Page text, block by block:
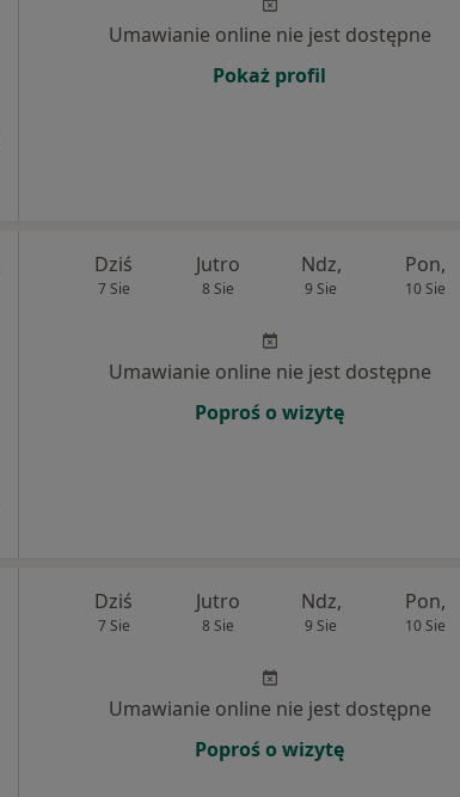
Umawianie online nie jest dostępne
Pokaż profil
Dziś
7 Sie
Jutro
8 Sie
Ndz,
9 Sie
Pon,
10 Sie
Umawianie online nie jest dostępne
Poproś o wizytę
Dziś
7 Sie
Jutro
8 Sie
Ndz,
9 Sie
Pon,
10 Sie
Umawianie online nie jest dostępne
Poproś o wizytę